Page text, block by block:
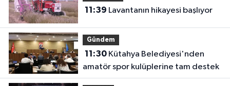
11:39 Lavantanın hikayesi başlıyor
Gündem
11:30Kütahya Belediyesi'nden
amatör spor kulüplerine tam destek